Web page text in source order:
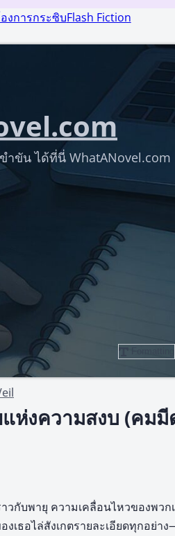
งการกระซิบFlash Fiction
ขัน ได้ที่นี่ WhatANovel.com
แห่งความสงบ (คม
วกับพายุ ความเคลื่อนไหวของพ
เธอไล่สังเกตรายละเอียดทุกอย่า